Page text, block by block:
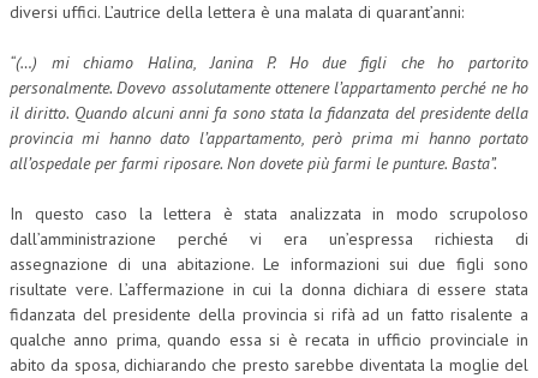
diversi uffici. L’autrice della lettera è una malata di quarant’anni:
“(…) mi chiamo Halina, Janina P. Ho due figli che ho partorito
personalmente. Dovevo assolutamente ottenere l’appartamento perché ne ho
il diritto. Quando alcuni anni fa sono stata la fidanzata del presidente della
provincia mi hanno dato l’appartamento, però prima mi hanno portato
all’ospedale per farmi riposare. Non dovete più farmi le punture. Basta”.
In questo caso la lettera è stata analizzata in modo scrupoloso
dall’amministrazione perché vi era un’espressa richiesta di
assegnazione di una abitazione. Le informazioni sui due figli sono
risultate vere. L’affermazione in cui la donna dichiara di essere stata
fidanzata del presidente della provincia si rifà ad un fatto risalente a
qualche anno prima, quando essa si è recata in ufficio provinciale in
abito da sposa, dichiarando che presto sarebbe diventata la moglie del